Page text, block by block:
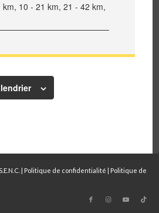
10 - 21 km, 21 - 42 km,
| Politique de confidentialité
Politique de